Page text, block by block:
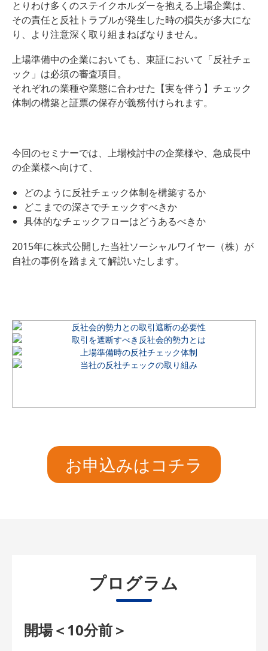
とりわけ多くのステイクホルダーを抱える上場企業は、
その責任と反社トラブルが発生した時の損失が多大にな
り、より注意深く取り組まねばなりません。
上場準備中の企業においても、東証において「反社チェ
ック」は必須の審査項目。
それぞれの業種や業態に合わせた【実を伴う】チェック
体制の構築と証票の保存が義務付けられます。
今回のセミナーでは、上場検討中の企業様や、急成長中
の企業様へ向けて、
どのように反社チェック体制を構築するか
どこまでの深さでチェックすべきか
具体的なチェックフローはどうあるべきか
2015年に株式公開した当社ソーシャルワイヤー（株）が
自社の事例を踏まえて解説いたします。
お申込みはコチラ
プログラム
開場＜10分前＞